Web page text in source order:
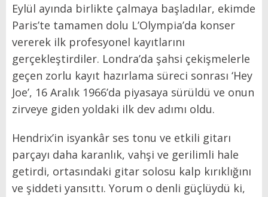
Eylül ayında birlikte çalmaya başladılar, ekimde
Paris’te tamamen dolu L’Olympia’da konser
vererek ilk profesyonel kayıtlarını
gerçekleştirdiler. Londra’da şahsi çekişmelerle
geçen zorlu kayıt hazırlama süreci sonrası ‘Hey
Joe’, 16 Aralık 1966’da piyasaya sürüldü ve onun
zirveye giden yoldaki ilk dev adımı oldu.
Hendrix’in isyankâr ses tonu ve etkili gitarı
parçayı daha karanlık, vahşi ve gerilimli hale
getirdi, ortasındaki gitar solosu kalp kırıklığını
ve şiddeti yansıttı. Yorum o denli güçlüydü ki,